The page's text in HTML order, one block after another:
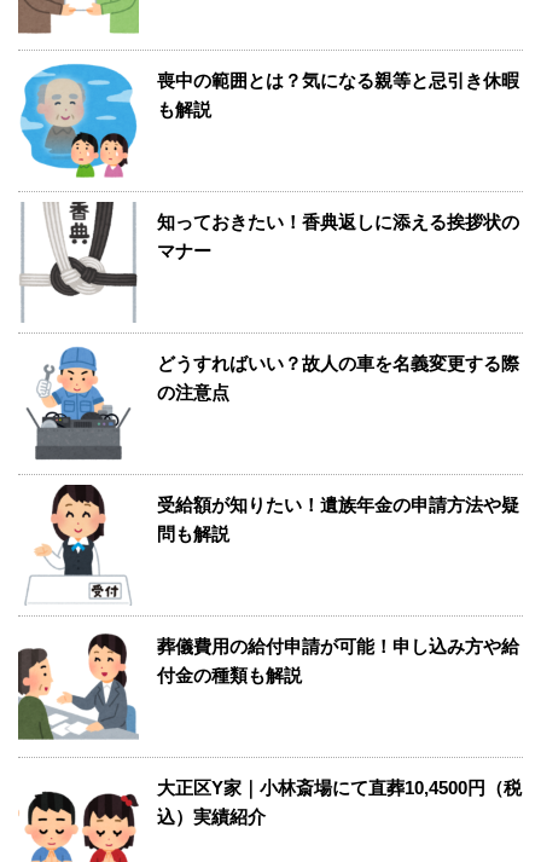
喪中の範囲とは？気になる親等と忌引き休暇
も解説
知っておきたい！香典返しに添える挨拶状の
マナー
どうすればいい？故人の車を名義変更する際
の注意点
受給額が知りたい！遺族年金の申請方法や疑
問も解説
葬儀費用の給付申請が可能！申し込み方や給
付金の種類も解説
大正区Y家｜小林斎場にて直葬10,4500円（税
込）実績紹介